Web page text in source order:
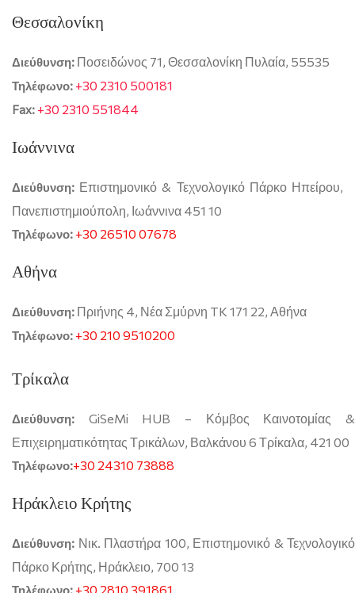
Θεσσαλονίκη
Διεύθυνση: Ποσειδώνος 71, Θεσσαλονίκη Πυλαία, 55535
Τηλέφωνο: +30 2310 500181
Fax: +30 2310 551844
Ιωάννινα
Διεύθυνση: Επιστημονικό & Τεχνολογικό Πάρκο Ηπείρου,
Πανεπιστημιούπολη, Ιωάννινα 451 10
Τηλέφωνο: +30 26510 07678
Αθήνα
Διεύθυνση: Πριήνης 4, Νέα Σμύρνη TK 171 22, Αθήνα
Τηλέφωνο: +30 210 9510200
Τρίκαλα
Διεύθυνση: GiSeMi HUB – Κόμβος Καινοτομίας &
Επιχειρηματικότητας Τρικάλων, Βαλκάνου 6 Τρίκαλα, 421 00
Τηλέφωνο:+30 24310 73888
Ηράκλειο Κρήτης
Διεύθυνση: Νικ. Πλαστήρα 100, Επιστημονικό & Τεχνολογικό
Πάρκο Κρήτης, Ηράκλειο, 700 13
Τηλέφωνο: +30 2810 391861